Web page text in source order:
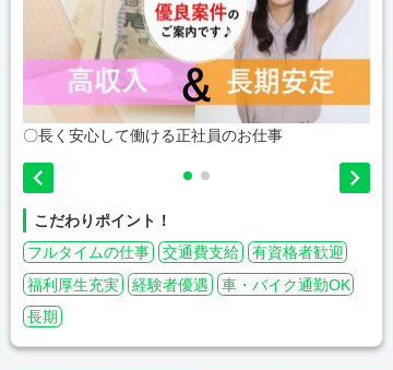
〇長く安心して働ける正社員のお仕事
 
こだわりポイント！
フルタイムの仕事
交通費支給
有資格者歓迎
福利厚生充実
経験者優遇
車・バイク通勤OK
長期